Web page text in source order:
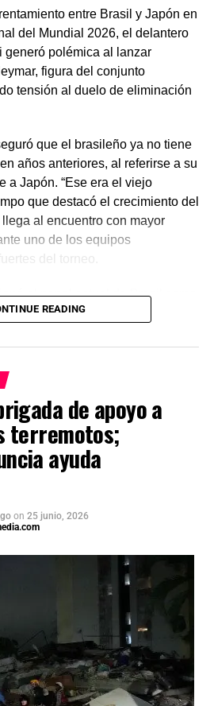
entre Brasil y Japón en
del Mundial 2026, el delantero
generó polémica al lanzar
figura del conjunto
tensión al duelo de eliminación
que el brasileño ya no tiene
años anteriores, al referirse a su
a Japón. “Ese era el viejo
que destacó el crecimiento del
al encuentro con mayor
uno de los equipos
del torneo.
el papel actual de Brasil como
que selecciones como
reconoció la calidad del rival y
victoria impulsaría anímicamente
del Mundial.
READING
de apoyo a
terremotos;
ayuda
on 25 junio, 2026